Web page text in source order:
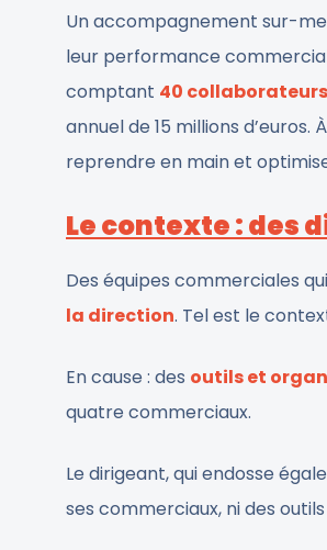
Un accompagnement sur-
leur performance
comptant 40
annuel de 15 millions
reprendre en main et
Le contexte : des
Des équipes commerciales
la direction. Tel est le
En cause : des outils et
quatre commerciaux.
Le dirigeant, qui endosse
ses commerciaux, ni des